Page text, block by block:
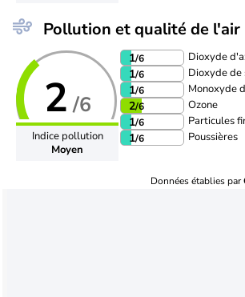
Pollution et qualité de l'air
2 /6
Indice pollution
Moyen
1/6 Dioxyde
1/6 Dioxyde de
1/6 Monoxyde
2/6 Ozone
1/6 Particules
1/6 Poussières
Données établies par